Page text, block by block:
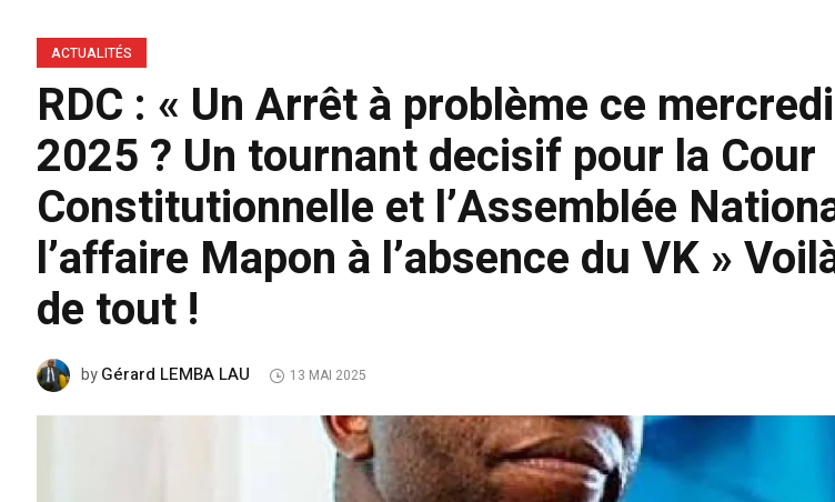
ACTUALITÉS
RDC : « Un Arrêt à problème ce
2025 ? Un tournant decisif pour la Cour
Constitutionnelle et l’Assemblée
l’affaire Mapon à l’absence du VK »
de tout !
byGérard LEMBA LAU 13 MAI 2025